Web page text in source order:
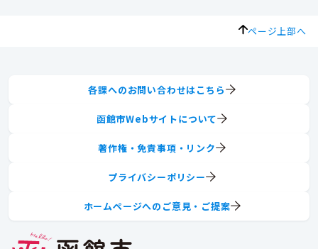
ページ上部へ
各課へのお問い合わせはこちら
函館市Webサイトについて
著作権・免責事項・リンク
プライバシーポリシー
ホームページへのご意見・ご提案